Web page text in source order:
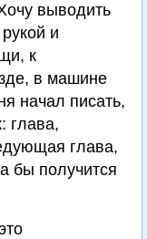
выводить
и
к
в машине
начал писать,
глава,
глава,
бы получится